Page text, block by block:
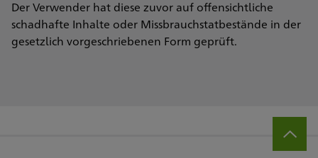
Der Verwender hat diese zuvor auf offensichtliche
schadhafte Inhalte oder Missbrauchstatbestände in der
gesetzlich vorgeschriebenen Form geprüft.